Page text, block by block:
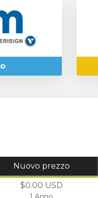
Nuovo prezzo
$0.00 USD